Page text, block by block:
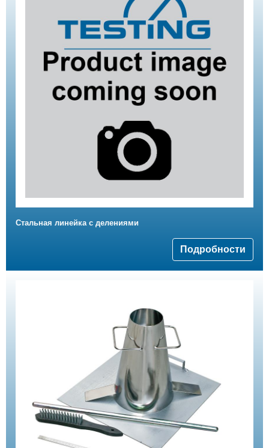
Стальная линейка с делениями
Подробности